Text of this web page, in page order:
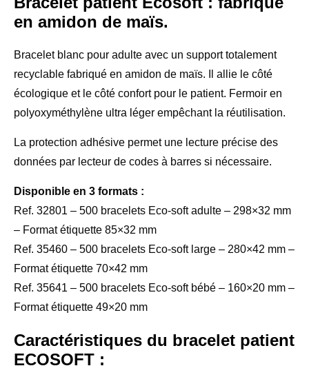
en amidon de maïs.
Bracelet blanc pour adulte avec un support totalement
recyclable fabriqué en amidon de maïs. Il allie le côté
écologique et le côté confort pour le patient. Fermoir en
polyoxyméthylène ultra léger empêchant la réutilisation.
La protection adhésive permet une lecture précise des
données par lecteur de codes à barres si nécessaire.
Disponible en 3 formats :
Ref. 32801 – 500 bracelets Eco-soft adulte – 298×32 mm
– Format étiquette 85×32 mm
Ref. 35460 – 500 bracelets Eco-soft large – 280×42 mm –
Format étiquette 70×42 mm
Ref. 35641 – 500 bracelets Eco-soft bébé – 160×20 mm –
Format étiquette 49×20 mm
Caractéristiques du bracelet patient
ECOSOFT :